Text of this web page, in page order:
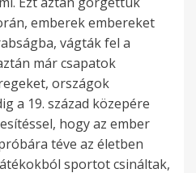
emberek embereket
vágták fel a
már csapatok
országok
a 19. század közepére
hogy az ember
téve az életben
sportot csináltak,